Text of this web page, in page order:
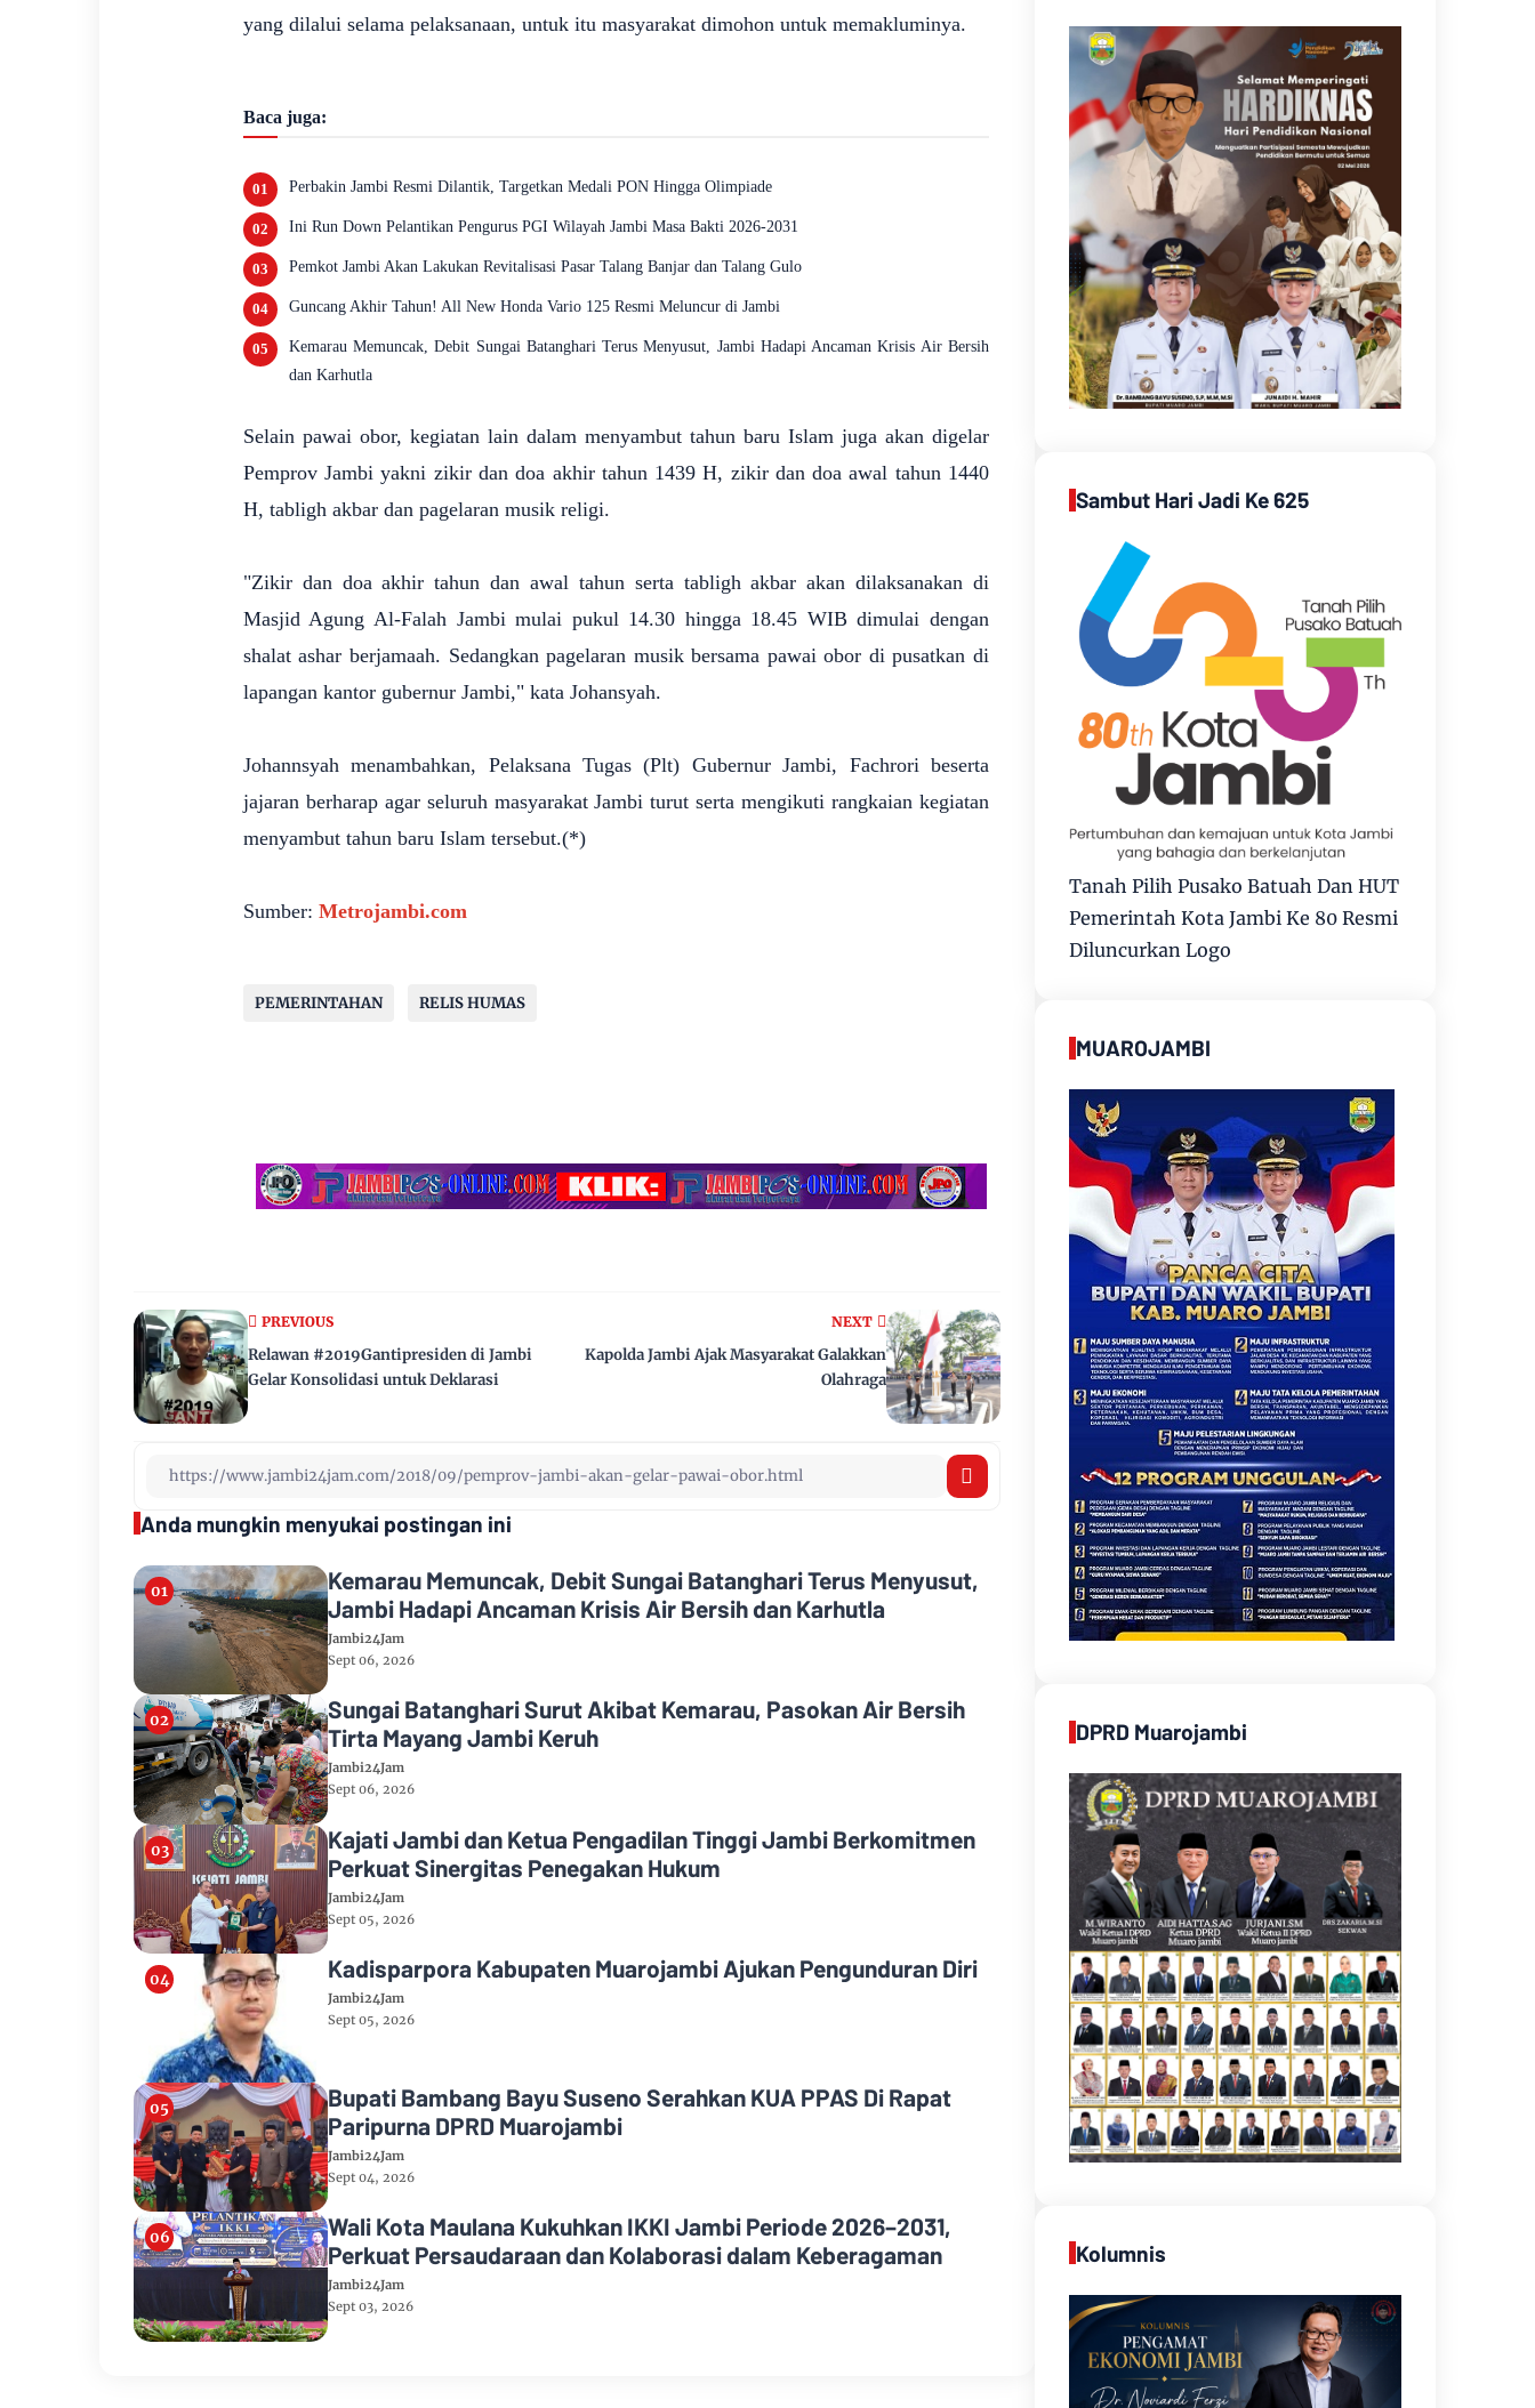
yang dilalui selama pelaksanaan, untuk itu masyarakat dimohon untuk memakluminya.
Baca juga:
Perbakin Jambi Resmi Dilantik, Targetkan Medali PON Hingga Olimpiade
Ini Run Down Pelantikan Pengurus PGI Wilayah Jambi Masa Bakti 2026-2031
Pemkot Jambi Akan Lakukan Revitalisasi Pasar Talang Banjar dan Talang Gulo
Guncang Akhir Tahun! All New Honda Vario 125 Resmi Meluncur di Jambi
Kemarau Memuncak, Debit Sungai Batanghari Terus Menyusut, Jambi Hadapi Ancaman Krisis Air Bersih
dan Karhutla
Selain pawai obor, kegiatan lain dalam menyambut tahun baru Islam juga akan digelar
Pemprov Jambi yakni zikir dan doa akhir tahun 1439 H, zikir dan doa awal tahun 1440
H, tabligh akbar dan pagelaran musik religi.
"Zikir dan doa akhir tahun dan awal tahun serta tabligh akbar akan dilaksanakan di
Masjid Agung Al-Falah Jambi mulai pukul 14.30 hingga 18.45 WIB dimulai dengan
shalat ashar berjamaah. Sedangkan pagelaran musik bersama pawai obor di pusatkan di
lapangan kantor gubernur Jambi," kata Johansyah.
Johannsyah menambahkan, Pelaksana Tugas (Plt) Gubernur Jambi, Fachrori beserta
jajaran berharap agar seluruh masyarakat Jambi turut serta mengikuti rangkaian kegiatan
menyambut tahun baru Islam tersebut.(*)
Sumber: Metrojambi.com
PEMERINTAHAN RELIS HUMAS
NEXT
Kapolda Jambi Ajak Masyarakat Galakkan
Olahraga
PREVIOUS
Relawan #2019Gantipresiden di Jambi
Gelar Konsolidasi untuk Deklarasi
Anda mungkin menyukai postingan ini
Kemarau Memuncak, Debit Sungai Batanghari Terus Menyusut,
Jambi Hadapi Ancaman Krisis Air Bersih dan Karhutla
Jambi24Jam
Sept 06, 2026
Sungai Batanghari Surut Akibat Kemarau, Pasokan Air Bersih
Tirta Mayang Jambi Keruh
Jambi24Jam
Sept 06, 2026
Kajati Jambi dan Ketua Pengadilan Tinggi Jambi Berkomitmen
Perkuat Sinergitas Penegakan Hukum
Jambi24Jam
Sept 05, 2026
Kadisparpora Kabupaten Muarojambi Ajukan Pengunduran Diri
Jambi24Jam
Sept 05, 2026
Bupati Bambang Bayu Suseno Serahkan KUA PPAS Di Rapat
Paripurna DPRD Muarojambi
Jambi24Jam
Sept 04, 2026
Wali Kota Maulana Kukuhkan IKKI Jambi Periode 2026–2031,
Perkuat Persaudaraan dan Kolaborasi dalam Keberagaman
Jambi24Jam
Sept 03, 2026
Sambut Hari Jadi Ke 625
Tanah Pilih Pusako Batuah Dan HUT
Pemerintah Kota Jambi Ke 80 Resmi
Diluncurkan Logo
MUAROJAMBI
DPRD Muarojambi
Kolumnis